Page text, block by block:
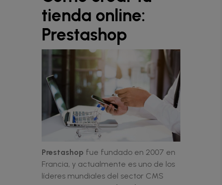
tienda online:
Prestashop
Prestashop fue fundado en 2007 en
Francia, y actualmente es uno de los
líderes mundiales del sector CMS